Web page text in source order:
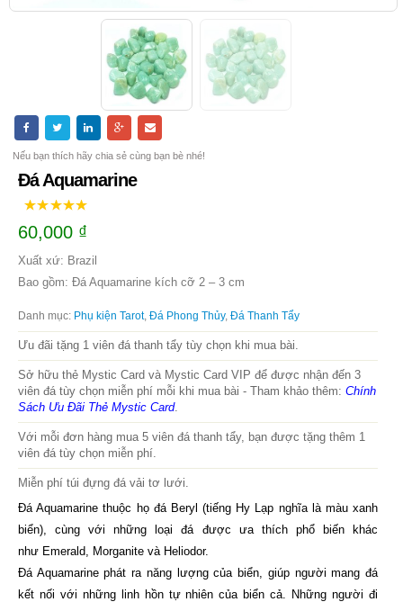
Nếu bạn thích hãy chia sẻ cùng bạn bè nhé!
Đá Aquamarine
60,000 ₫
Xuất xứ: Brazil
Bao gồm: Đá Aquamarine kích cỡ 2 – 3 cm
Danh mục: Phụ kiện Tarot, Đá Phong Thủy, Đá Thanh Tẩy
Ưu đãi tặng 1 viên đá thanh tẩy tùy chọn khi mua bài.
Sở hữu thẻ Mystic Card và Mystic Card VIP để được nhận đến 3
viên đá tùy chọn miễn phí mỗi khi mua bài - Tham khảo thêm: Chính
Sách Ưu Đãi Thẻ Mystic Card.
Với mỗi đơn hàng mua 5 viên đá thanh tẩy, bạn được tặng thêm 1
viên đá tùy chọn miễn phí.
Miễn phí túi đựng đá vải tơ lưới.
Đá Aquamarine thuộc họ đá Beryl (tiếng Hy Lạp nghĩa là màu xanh
biển), cùng với những loại đá được ưa thích phổ biến khác
như Emerald, Morganite và Heliodor.
Đá Aquamarine phát ra năng lượng của biển, giúp người mang đá
kết nối với những linh hồn tự nhiên của biển cả. Những người đi